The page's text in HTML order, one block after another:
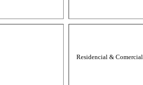
Residencial & Comercial